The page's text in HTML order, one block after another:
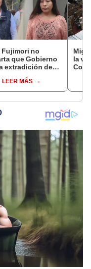
Fujimori no
que Gobierno
extradición de
de nuestras
LEER MÁS
la